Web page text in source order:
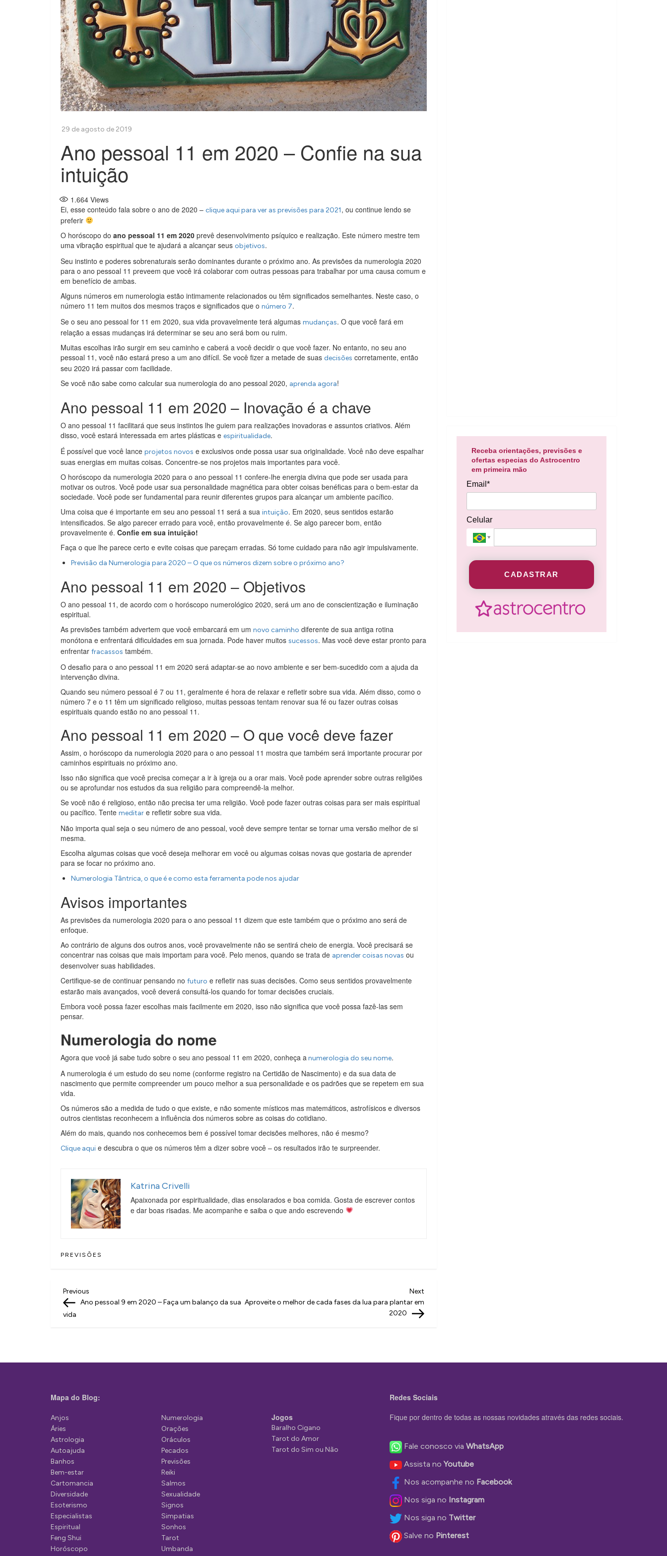
Ano pessoal 11 em 2020 – Confie na sua
intuição
1.664 Views
Ei, esse conteúdo fala sobre o ano de 2020 – clique aqui para ver as previsões para 2021, ou continue lendo se
preferir
O horóscopo do ano pessoal 11 em 2020 prevê desenvolvimento psíquico e realização. Este número mestre tem
uma vibração espiritual que te ajudará a alcançar seus objetivos.
Seu instinto e poderes sobrenaturais serão dominantes durante o próximo ano. As previsões da numerologia 2020
para o ano pessoal 11 preveem que você irá colaborar com outras pessoas para trabalhar por uma causa comum e
em benefício de ambas.
Alguns números em numerologia estão intimamente relacionados ou têm significados semelhantes. Neste caso, o
número 11 tem muitos dos mesmos traços e significados que o número 7.
Se o seu ano pessoal for 11 em 2020, sua vida provavelmente terá algumas mudanças. O que você fará em
relação a essas mudanças irá determinar se seu ano será bom ou ruim.
Muitas escolhas irão surgir em seu caminho e caberá a você decidir o que você fazer. No entanto, no seu ano
pessoal 11, você não estará preso a um ano difícil. Se você fizer a metade de suas decisões corretamente, então
seu 2020 irá passar com facilidade.
Se você não sabe como calcular sua numerologia do ano pessoal 2020, aprenda agora!
Ano pessoal 11 em 2020 – Inovação é a chave
O ano pessoal 11 facilitará que seus instintos lhe guiem para realizações inovadoras e assuntos criativos. Além
disso, você estará interessada em artes plásticas e espiritualidade.
É possível que você lance projetos novos e exclusivos onde possa usar sua originalidade. Você não deve espalhar
suas energias em muitas coisas. Concentre-se nos projetos mais importantes para você.
O horóscopo da numerologia 2020 para o ano pessoal 11 confere-lhe energia divina que pode ser usada para
motivar os outros. Você pode usar sua personalidade magnética para obter coisas benéficas para o bem-estar da
sociedade. Você pode ser fundamental para reunir diferentes grupos para alcançar um ambiente pacífico.
Uma coisa que é importante em seu ano pessoal 11 será a sua intuição. Em 2020, seus sentidos estarão
intensificados. Se algo parecer errado para você, então provavelmente é. Se algo parecer bom, então
provavelmente é. Confie em sua intuição!
Faça o que lhe parece certo e evite coisas que pareçam erradas. Só tome cuidado para não agir impulsivamente.
Previsão da Numerologia para 2020 – O que os números dizem sobre o próximo ano?
Ano pessoal 11 em 2020 – Objetivos
O ano pessoal 11, de acordo com o horóscopo numerológico 2020, será um ano de conscientização e iluminação
espiritual.
As previsões também advertem que você embarcará em um novo caminho diferente de sua antiga rotina
monótona e enfrentará dificuldades em sua jornada. Pode haver muitos sucessos. Mas você deve estar pronto para
enfrentar fracassos também.
O desafio para o ano pessoal 11 em 2020 será adaptar-se ao novo ambiente e ser bem-sucedido com a ajuda da
intervenção divina.
Quando seu número pessoal é 7 ou 11, geralmente é hora de relaxar e refletir sobre sua vida. Além disso, como o
número 7 e o 11 têm um significado religioso, muitas pessoas tentam renovar sua fé ou fazer outras coisas
espirituais quando estão no ano pessoal 11.
Ano pessoal 11 em 2020 – O que você deve fazer
Assim, o horóscopo da numerologia 2020 para o ano pessoal 11 mostra que também será importante procurar por
caminhos espirituais no próximo ano.
Isso não significa que você precisa começar a ir à igreja ou a orar mais. Você pode aprender sobre outras religiões
ou se aprofundar nos estudos da sua religião para compreendê-la melhor.
Se você não é religioso, então não precisa ter uma religião. Você pode fazer outras coisas para ser mais espiritual
ou pacífico. Tente meditar e refletir sobre sua vida.
Não importa qual seja o seu número de ano pessoal, você deve sempre tentar se tornar uma versão melhor de si
mesma.
Escolha algumas coisas que você deseja melhorar em você ou algumas coisas novas que gostaria de aprender
para se focar no próximo ano.
Numerologia Tântrica, o que é e como esta ferramenta pode nos ajudar
Avisos importantes
As previsões da numerologia 2020 para o ano pessoal 11 dizem que este também que o próximo ano será de
enfoque.
Ao contrário de alguns dos outros anos, você provavelmente não se sentirá cheio de energia. Você precisará se
concentrar nas coisas que mais importam para você. Pelo menos, quando se trata de aprender coisas novas ou
desenvolver suas habilidades.
Certifique-se de continuar pensando no futuro e refletir nas suas decisões. Como seus sentidos provavelmente
estarão mais avançados, você deverá consultá-los quando for tomar decisões cruciais.
Embora você possa fazer escolhas mais facilmente em 2020, isso não significa que você possa fazê-las sem
pensar.
Numerologia do nome
Agora que você já sabe tudo sobre o seu ano pessoal 11 em 2020, conheça anumerologia do seu nome.
A numerologia é um estudo do seu nome (conforme registro na Certidão de Nascimento) e da sua data de
nascimento que permite compreender um pouco melhor a sua personalidade e os padrões que se repetem em sua
vida.
Os números são a medida de tudo o que existe, e não somente místicos mas matemáticos, astrofísicos e diversos
outros cientistas reconhecem a influência dos números sobre as coisas do cotidiano.
Além do mais, quando nos conhecemos bem é possível tomar decisões melhores, não é mesmo?
Clique aqui e descubra o que os números têm a dizer sobre você – os resultados irão te surpreender.
Katrina Crivelli
Apaixonada por espiritualidade, dias ensolarados e boa comida. Gosta de escrever contos
e dar boas risadas. Me acompanhe e saiba o que ando escrevendo
PREVISÕES
N
a
g
ç
o
d
e
P
o
s
t
Previous
Post
Previous
Ano pessoal 9 em 2020 – Faça um balanço da sua
vida
Next
Aproveite o melhor de cada fases da lua para plantar em
2020
Receba orientações, previsões e
ofertas especias do Astrocentro
em primeira mão
Email*
Celular
CADASTRAR
Mapa do Blog:
Anjos
Áries
Astrologia
Autoajuda
Banhos
Bem-estar
Cartomancia
Diversidade
Esoterismo
Especialistas
Espiritual
Feng Shui
Horóscopo
Numerologia
Orações
Oráculos
Pecados
Previsões
Reiki
Salmos
Sexualidade
Signos
Simpatias
Sonhos
Tarot
Umbanda
Jogos
Baralho Cigano
Tarot do Amor
Tarot do Sim ou Não
Redes Sociais
Fique por dentro de todas as nossas novidades através das redes sociais.
Fale conosco via WhatsApp
Assista noYoutube
Nos acompanhe no Facebook
Nos siga no Instagram
Nos siga no Twitter
Salve no Pinterest